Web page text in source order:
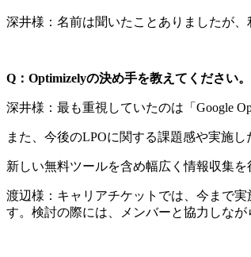
深井様：名前は聞いたことありましたが
Q：Optimizelyの決め手を教えてください。
深井様：最も重視していたのは「Google
また、今後のLPOに関する課題感や実施
新しい無料ツールを含め幅広く情報収集
渡辺様：キャリアチケットでは、今まで
す。検討の際には、メンバーと協力しな